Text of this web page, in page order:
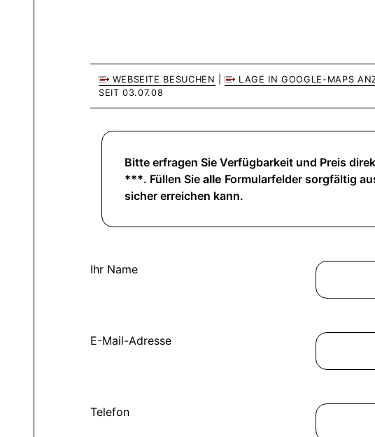
WEBSEITE BESUCHEN | LAGE IN GOOGLE-MAPS
SEIT 03.07.08
Bitte erfragen Sie Verfügbarkeit und Preis
***. Füllen Sie alle Formularfelder sorgfältig
sicher erreichen kann.
Ihr Name
E-Mail-Adresse
Telefon